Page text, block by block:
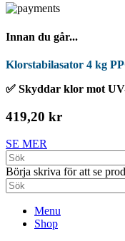
Innan du går...
Klorstabilasator 4 kg
✅ Skyddar klor mot
419,20 kr
SE MER
Börja skriva för att se
Menu
Shop